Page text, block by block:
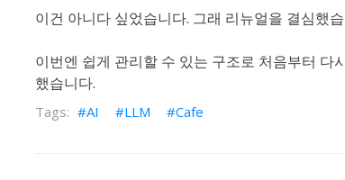
이건 아니다 싶었습니다. 그래 리뉴얼을 결심했
이번엔 쉽게 관리할 수 있는 구조로 처음부터 다
했습니다.
AI LLM Cafe